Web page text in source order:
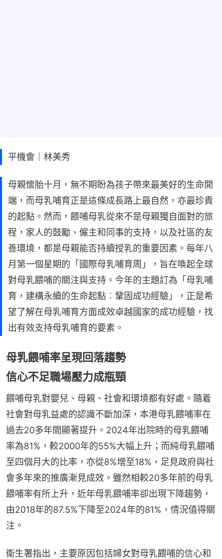
平機會｜林美秀
母親懷胎十月，無不期盼為孩子帶來最美好的生命開
端，而母乳哺育正是這條成長路上最自然，亦最珍貴
的起點。然而，餵哺母乳從來不是母親獨自面對的旅
程，家人的鼓勵、僱主和同事的支持，以及社區的友
善環境，都是母親能否持續授乳的重要因素。每年八
月第一個星期的「國際母乳哺育周」，旨在喚起全球
對母乳餵哺的關注與支持。今年的主題訂為「母乳哺
育，建構永續的生命起點︰鞏固成功經驗」，正是希
望了解在母乳哺育方面成效卓越國家的成功經驗，找
出有效支持母乳哺育的要素。
母乳餵哺率呈現回落趨勢
信心不足職場壓力成瓶頸
餵哺母乳對嬰兒、母親、社會和環境都有好處。隨着
社會對母乳益處的認識不斷加深，本港母乳餵哺率在
過去20多年間顯著提升。2024年出院時的母乳餵哺
率為81%，較2000年的55%大幅上升；而純母乳餵哺
至四個月大的比率，亦從8%增至18%，足見政府與社
會多年來的推廣漸見成效。雖然相較20多年前的母乳
餵哺率有所上升，近年母乳餵哺率卻出現下降趨勢，
由2018年的87.5%下降至2024年的81%，情況值得關
注。
衞生署指出，主要原因包括婦女對母乳餵哺的信心和